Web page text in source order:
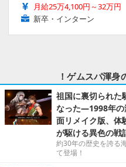
月給25万4,100円～32万円
新卒・インターン
！ゲムスパ渾身
祖国に裏切られた
なった―1998年の
面リメイク版、体
が駆ける異色の戦
約30年の歴史を誇る
て登場！